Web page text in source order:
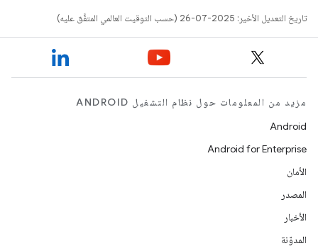
تاريخ التعديل الأخير: 2025-07-26 (حسب التوقيت العالمي المتفَّق عليه)
مزيد من المعلومات حول نظام التشغيل ANDROID
Android
Android for Enterprise
الأمان
المصدر
الأخبار
المدوّنة